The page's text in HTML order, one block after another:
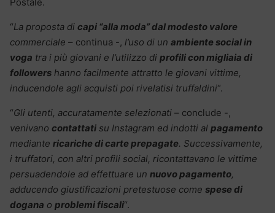
Postale.
“La proposta di capi “alla moda” dal modesto valore
commerciale – continua -, l’uso di un ambiente social in
voga tra i più giovani e l’utilizzo di profili con migliaia di
followers hanno facilmente attratto le giovani vittime,
inducendole agli acquisti poi rivelatisi truffaldini“.
“Gli utenti, accuratamente selezionati – conclude -,
venivano contattati su Instagram ed indotti al pagamento
mediante ricariche di carte prepagate. Successivamente,
i truffatori, con altri profili social, ricontattavano le vittime
persuadendole ad effettuare un nuovo pagamento,
adducendo giustificazioni pretestuose come spese di
dogana o problemi fiscali“.